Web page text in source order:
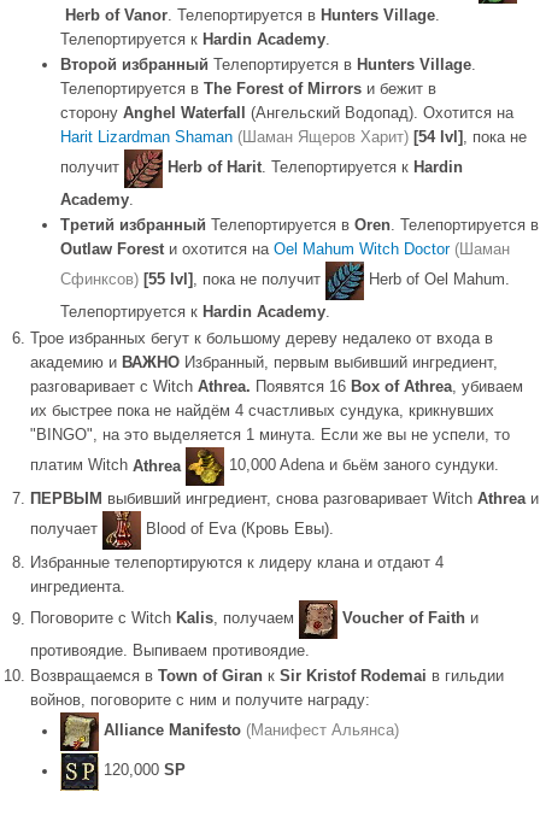
Herb of Vanor. Телепортируется в Hunters Village.
Телепортируется к Hardin Academy.
Второй избранный Телепортируется в Hunters Village.
Телепортируется в The Forest of Mirrors и бежит в
сторону Anghel Waterfall
(Ангельский Водопад). Охотится на
Harit Lizardman Shaman (Шаман Ящеров Харит) [54 lvl] , пока не
получит
Herb of Harit. Телепортируется к Hardin
Academy.
Третий избранный Телепортируется в Oren. Телепортируется в
Outlaw Forestи охотится на Oel Mahum Witch Doctor (Шаман
Сфинксов) [55 lvl] , пока не получит
Herb of Oel Mahum.
Телепортируется к Hardin Academy.
Трое избранных бегут к большому дереву недалеко от входа в
академию и ВАЖНО Избранный, первым выбивший ингредиент,
разговаривает с Witch Athrea. Появятся 16 Box of Athrea, убиваем
их быстрее пока не найдём 4 счастливых сундука, крикнувших
"BINGO", на это выделяется 1 минута. Если же вы не успели, то
платим Witch Athrea
10,000 Adena и бьём заного сундуки.
ПЕРВЫМ выбивший ингредиент, снова разговаривает Witch Athreaи
получает
Blood of Eva (Кровь Евы).
Избранные телепортируются к лидеру клана и отдают 4
ингредиента.
Поговорите с Witch Kalis, получаем Voucher of Faith и
противоядие. Выпиваем противоядие.
Возвращаемся в Town of Giran к Sir Kristof Rodemai в гильдии
войнов, поговорите с ним и получите награду:
Alliance Manifesto (Манифест Альянса)
120,000 SP